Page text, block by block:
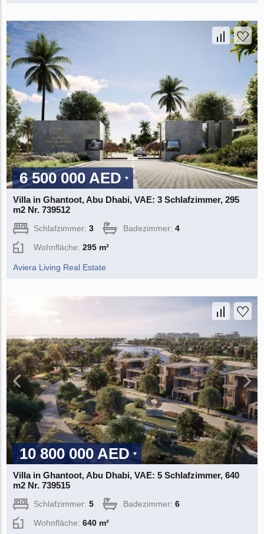
6 500 000 AED
Villa in Ghantoot, Abu Dhabi, VAE: 3 Schlafzimmer, 295
m2 Nr. 739512
Schlafzimmer:3 Badezimmer:4
Wohnfläche:295 m²
Aviera Living Real Estate
10 800 000 AED
Villa in Ghantoot, Abu Dhabi, VAE: 5 Schlafzimmer, 640
m2 Nr. 739515
Schlafzimmer:5 Badezimmer:6
Wohnfläche:640 m²